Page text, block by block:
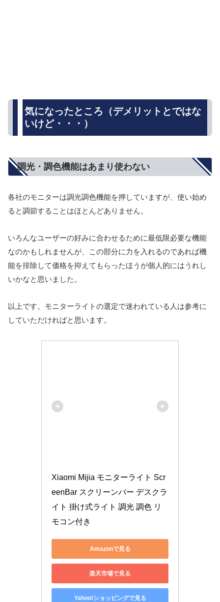
気になったところ（デメリットとではな
いけど・・・）
調光・調色機能はあまり使わない
各社のモニターは調光調色機能を押していますが、使い始め
ると調節することはほとんどありません。
いろんなユーザーの好みに合わせるために最低限必要な機能
なのかもしれませんが、この部分に力を入れるのであれば機
能を排除して価格を抑えてもらったほうが個人的にはうれし
いかなと思いました。
以上です。モニターライトの選定で迷われている人は参考に
していただければと思います。
Xiaomi Mijia モニターライト Scr
eenBar スクリーンバー デスクラ
イト 掛け式ライト 調光 調色 リ
モコン付き
Amazonで見る
楽天市場で見る
Yahoo!ショッピングで見る